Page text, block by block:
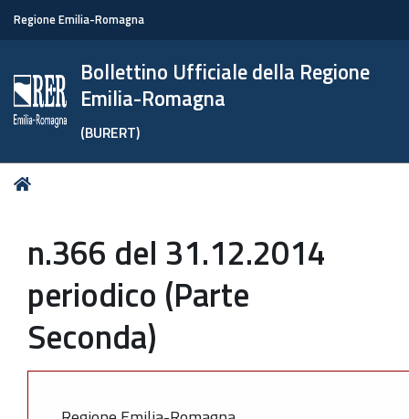
Regione Emilia-Romagna
Bollettino Ufficiale della Regione
Emilia-Romagna
(BURERT)
Tu
n.366 del 31.12.2014
periodico (Parte
Seconda)